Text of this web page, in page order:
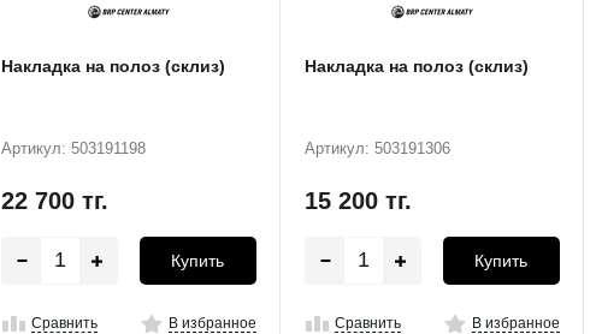
Накладка на полоз (склиз)
Артикул: 503191198
22 700 тг.
Купить
Сравнить В избранное
Накладка на полоз (склиз)
Артикул: 503191306
15 200 тг.
Купить
Сравнить В избранное